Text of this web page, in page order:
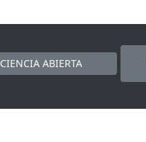
CIENCIA ABIERTA